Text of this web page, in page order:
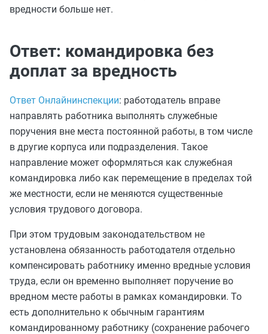
вредности больше нет.
Ответ: командировка без
доплат за вредность
Ответ Онлайнинспекции: работодатель вправе
направлять работника выполнять служебные
поручения вне места постоянной работы, в том числе
в другие корпуса или подразделения. Такое
направление может оформляться как служебная
командировка либо как перемещение в пределах той
же местности, если не меняются существенные
условия трудового договора.
При этом трудовым законодательством не
установлена обязанность работодателя отдельно
компенсировать работнику именно вредные условия
труда, если он временно выполняет поручение во
вредном месте работы в рамках командировки. То
есть дополнительно к обычным гарантиям
командированному работнику (сохранение рабочего